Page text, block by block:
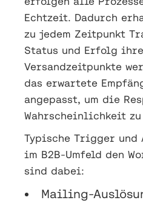
Echtzeit. Dadurch
zu jedem Zeitpunkt
Status und Erfolg
Versandzeitpunkte
das erwartete
angepasst, um die
Wahrscheinlichkeit
Typische Trigger und
im B2B-Umfeld den
sind dabei:
Mailing-